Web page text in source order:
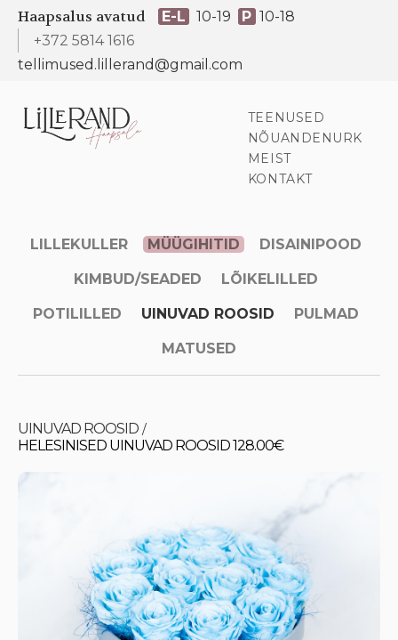
Haapsalus avatud E-L 10-19 P 10-18
+372 5814 1616
tellimused.lillerand@gmail.com
TEENUSED
NÕUANDENURK
MEIST
KONTAKT
LILLEKULLER MÜÜGIHITID DISAINIPOOD
KIMBUD/SEADED LÕIKELILLED
POTILILLED UINUVAD ROOSID PULMAD
MATUSED
UINUVAD ROOSID /
HELESINISED UINUVAD ROOSID 128.00€